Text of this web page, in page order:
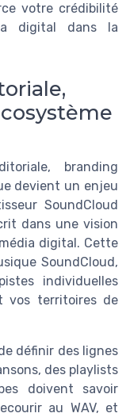
votre crédibilité
digital dans la
branding
devient un enjeu
SoundCloud
dans une vision
digital. Cette
SoundCloud,
individuelles
vos territoires de
définir des lignes
des playlists
doivent savoir
au WAV, et